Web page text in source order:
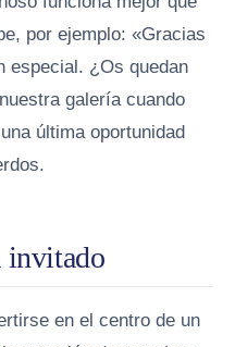
por ejemplo: «Gracias
especial. ¿Os quedan
galería cuando
última oportunidad
invitado
en el centro de un